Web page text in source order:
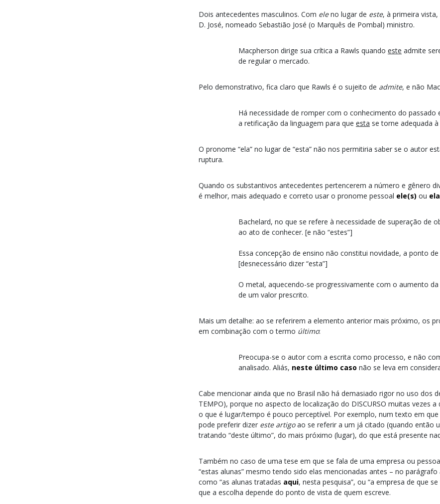
Dois antecedentes masculinos. Com eleno lugar de este, à primeira
D. José, nomeado Sebastião José (o Marquês de Pombal) ministro.
Macpherson dirige sua crítica a Rawls quando este admite
de regular o mercado.
Pelo demonstrativo, fica claro que Rawls é o sujeito de admite, e não
Há necessidade de romper com o conhecimento do
a retificação da linguagem para que esta se torne adequada
O pronome “ela” no lugar de “esta” não nos permitiria saber se o autor
ruptura.
Quando os substantivos antecedentes pertencerem a número e gênero
é melhor, mais adequado e correto usar o pronome pessoal ele(s) ou
Bachelard, no que se refere à necessidade de superação de
ao ato de conhecer. [e não “estes”]
Essa concepção de ensino não constitui novidade, a ponto
[desnecessário dizer “esta”]
O metal, aquecendo-se progressivamente com o aumento
de um valor prescrito.
Mais um detalhe: ao se referirem a elemento anterior mais próximo, os
em combinação com o termo último:
Preocupa-se o autor com a escrita como processo, e não
analisado. Aliás, neste último caso não se leva em
Cabe mencionar ainda que no Brasil não há demasiado rigor no uso dos
TEMPO), porque no aspecto de localização do DISCURSO muitas vezes
o que é lugar/tempo é pouco perceptível. Por exemplo, num texto em
pode preferir dizer este artigoao se referir a um já citado (quando então
tratando “deste último”, do mais próximo (lugar), do que está presente
Também no caso de uma tese em que se fala de uma empresa ou
“estas alunas” mesmo tendo sido elas mencionadas antes – no
como “as alunas tratadas aqui, nesta pesquisa”, ou “a empresa de que
que a escolha depende do ponto de vista de quem escreve.